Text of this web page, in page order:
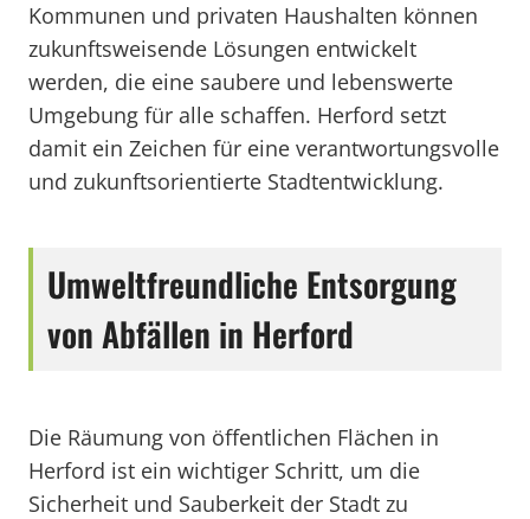
Kommunen und privaten Haushalten können
zukunftsweisende Lösungen entwickelt
werden, die eine saubere und lebenswerte
Umgebung für alle schaffen. Herford setzt
damit ein Zeichen für eine verantwortungsvolle
und zukunftsorientierte Stadtentwicklung.
Umweltfreundliche Entsorgung
von Abfällen in Herford
Die Räumung von öffentlichen Flächen in
Herford ist ein wichtiger Schritt, um die
Sicherheit und Sauberkeit der Stadt zu